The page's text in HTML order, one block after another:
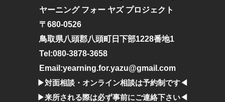
ヤーニング フォー ヤズ プロジェクト
〒680-0526
鳥取県八頭郡八頭町日下部1228番地1
Tel:080-3878-3658
Email:yearning.for.yazu@gmail.com
▶︎対面相談・オンライン相談は予約制です◀︎
▶︎来所される際は必ず事前にご連絡下さい◀︎